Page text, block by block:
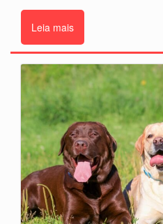
Leia mais